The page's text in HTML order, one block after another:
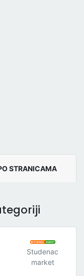
STRANICAMA
Studenac
market